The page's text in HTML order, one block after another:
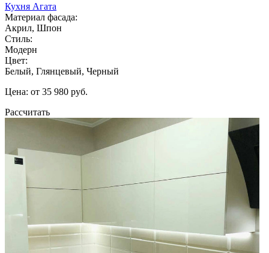
Кухня Агата
Материал фасада:
Акрил, Шпон
Стиль:
Модерн
Цвет:
Белый, Глянцевый, Черный
Цена: от 35 980 руб.
Рассчитать